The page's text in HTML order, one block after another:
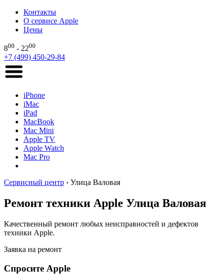
Контакты
О сервисе Apple
Цены
800 - 2200
+7 (499) 450-29-84
iPhone
iMac
iPad
MacBook
Mac Mini
Apple TV
Apple Watch
Mac Pro
Сервисный центр › Улица Валовая
Ремонт техники Apple Улица Валовая
Качественный ремонт любых неисправностей и дефектов
техники Apple.
Заявка на ремонт
Спросите Apple